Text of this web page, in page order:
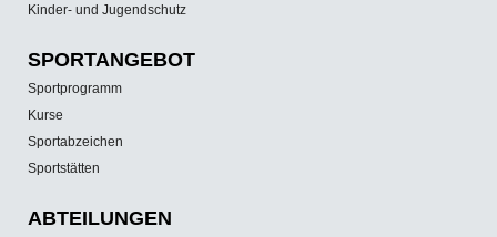
Kinder- und Jugendschutz
SPORT­ANGEBOT
Sportprogramm
Kurse
Sportabzeichen
Sportstätten
ABTEILUNGEN